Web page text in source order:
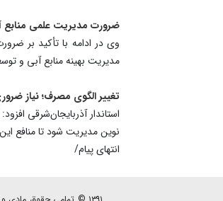
ضرورت مدیریت علمی منابع
وی در ادامه با تأکید بر
مدیریت بهینه منابع آبی و
تغییر الگوی مصرف؛ نیاز
استاندار آذربایجان‌شرقی
نوین مدیریت شود تا منافع
انتهای پیام/